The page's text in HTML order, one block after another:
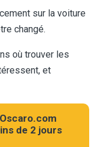
sur la voiture
changé.
où trouver les
et
de 2 jours